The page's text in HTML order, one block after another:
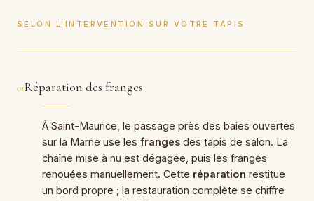
SELON L'INTERVENTION SUR VOTRE TAPIS
01Réparation des franges
À Saint-Maurice, le passage près des baies ouvertes
sur la Marne use les franges des tapis de salon. La
chaîne mise à nu est dégagée, puis les franges
renouées manuellement. Cette réparation restitue
un bord propre ; la restauration complète se chiffre